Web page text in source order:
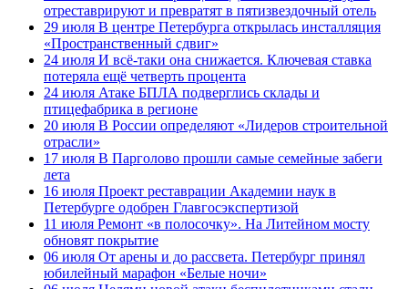
отреставрируют и превратят в пятизвездочный отель
29 июля В центре Петербурга открылась инсталляция
«Пространственный сдвиг»
24 июля И всё-таки она снижается. Ключевая ставка
потеряла ещё четверть процента
24 июля Атаке БПЛА подверглись склады и
птицефабрика в регионе
20 июля В России определяют «Лидеров строительной
отрасли»
17 июля В Парголово прошли самые семейные забеги
лета
16 июля Проект реставрации Академии наук в
Петербурге одобрен Главгосэкспертизой
11 июля Ремонт «в полосочку». На Литейном мосту
обновят покрытие
06 июля От арены и до рассвета. Петербург принял
юбилейный марафон «Белые ночи»